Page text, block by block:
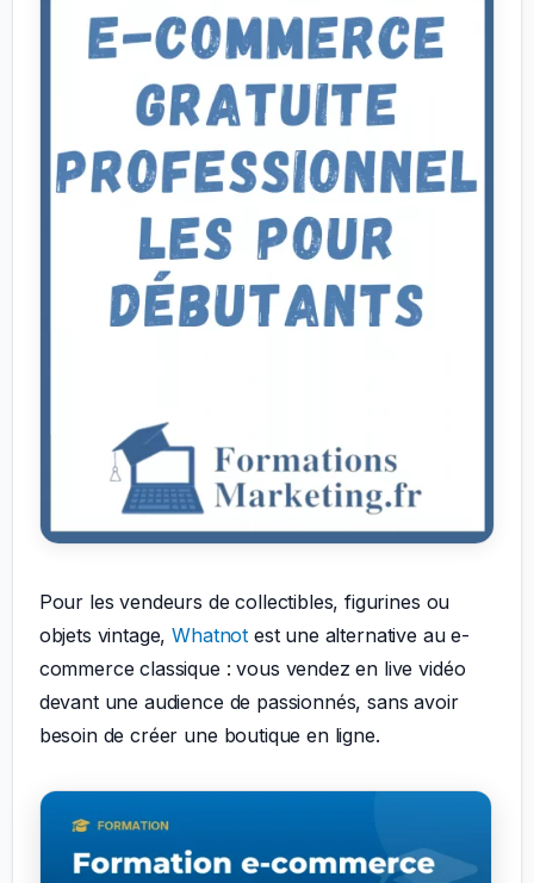
Pour les vendeurs de collectibles, figurines ou
objets vintage,Whatnot est une alternative au e-
commerce classique : vous vendez en live vidéo
devant une audience de passionnés, sans avoir
besoin de créer une boutique en ligne.